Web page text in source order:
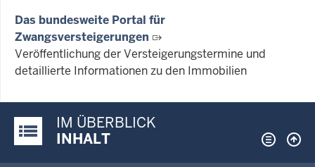
Das bundesweite Portal für
Zwangsversteigerungen
Veröffentlichung der Versteigerungstermine und
detaillierte Informationen zu den Immobilien
Justiz-Portal im Überblick:
IM ÜBERBLICK
INHALT